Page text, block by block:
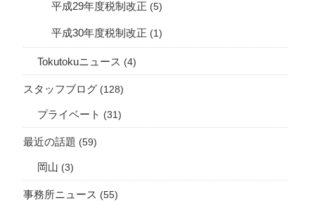
平成29年度税制改正 (5)
平成30年度税制改正 (1)
Tokutokuニュース (4)
スタッフブログ (128)
プライベート (31)
最近の話題 (59)
岡山 (3)
事務所ニュース (55)